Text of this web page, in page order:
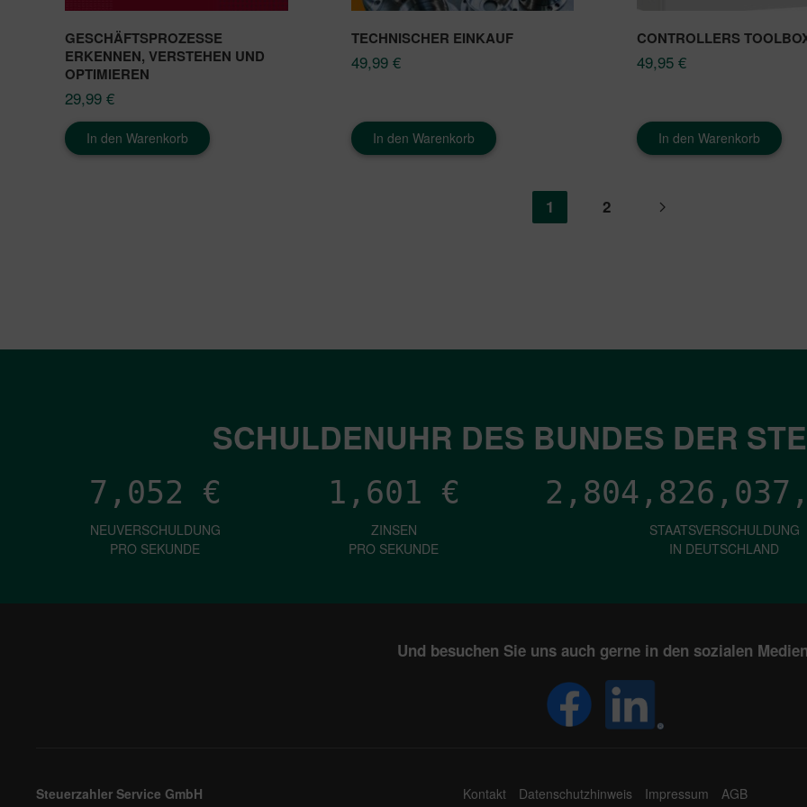
GESCHÄFTSPROZESSE
ERKENNEN, VERSTEHEN UND
OPTIMIEREN​
29,99 €
In den Warenkorb
TECHNISCHER EINKAUF
49,99 €
In den Warenkorb
CONTROLLERS
49,95 €
In den Warenkorb
1 2
SCHULDENUHR DES BUNDES DER
7,052 €
NEUVERSCHULDUNG
PRO SEKUNDE
1,601 €
ZINSEN
PRO SEKUNDE
STAATSVERSCHULDUNG
IN DEUTSCHLAND
Und besuchen Sie uns auch gerne in den sozialen
Steuerzahler Service GmbH
Kontakt Datenschutzhinweis Impressum AGB